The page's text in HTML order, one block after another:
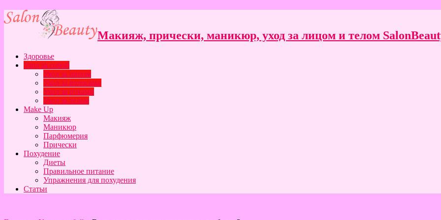
Макияж, прически, маникюр, уход за лицом и телом
Здоровье
Уход за собой
Уход за лицом
Уход за волосами
Уход за руками
Уход за телом
Make Up
Макияж
Маникюр
Парфюмерия
Прически
Похудение
Диеты
Правильное питание
Упражнения для похудения
Статьи